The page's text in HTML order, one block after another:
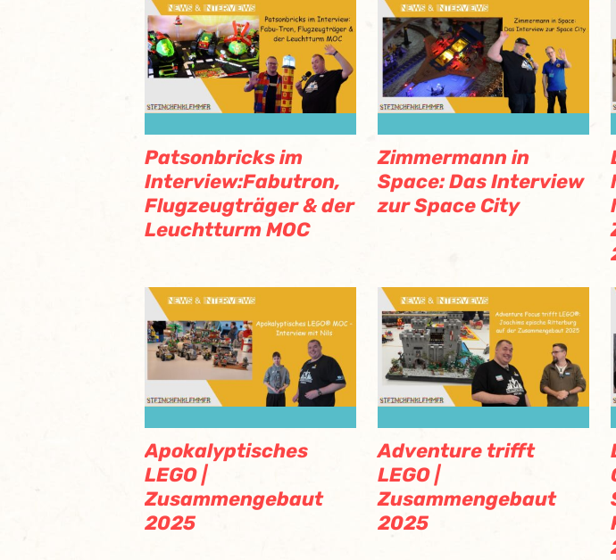
Patsonbricks im
Interview:Fabutron,
Flugzeugträger & der
Leuchtturm MOC
Zimmermann in
Space: Das Interview
zur Space City
Apokalyptisches
LEGO |
Zusammengebaut
2025
Adventure trifft
LEGO |
Zusammengebaut
2025